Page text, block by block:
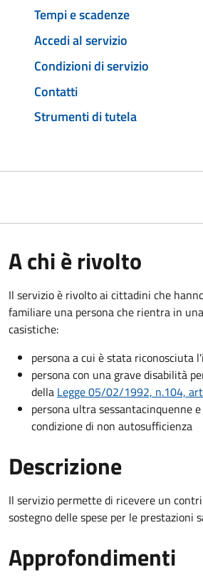
Tempi e scadenze
Accedi al servizio
Condizioni di servizio
Contatti
Strumenti di tutela
A chi è rivolto
Il servizio è rivolto ai cittadini che
familiare una persona che rientra in
casistiche:
persona a cui è stata riconosciuta
persona con una grave disabilità
della Legge 05/02/1992, n.104,
persona ultra sessantacinquenne
condizione di non autosufficienza
Descrizione
Il servizio permette di ricevere un
sostegno delle spese per le prestazioni
Approfondimenti